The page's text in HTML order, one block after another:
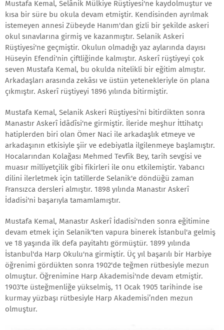
Mustafa Kemal, Selânik Mülkiye Rüştiyesi'ne kaydolmuştur ve
kısa bir süre bu okula devam etmiştir. Kendisinden ayrılmak
istemeyen annesi Zübeyde Hanım'dan gizli bir şekilde askeri
okul sınavlarına girmiş ve kazanmıştır. Selanik Askeri
Rüştiyesi'ne geçmiştir. Okulun olmadığı yaz aylarında dayısı
Hüseyin Efendi'nin çiftliğinde kalmıştır. Askerî rüştiyeyi çok
seven Mustafa Kemal, bu okulda nitelikli bir eğitim almıştır.
Arkadaşları arasında zekâsı ve üstün yetenekleriyle ön plana
çıkmıştır. Askerî rüştiyeyi 1896 yılında bitirmiştir.
Mustafa Kemal, Selanik Askeri Rüştiyesi'ni bitirdikten sonra
Manastır Askerî İdâdîsi'ne girmiştir. İleride meşhur İttihatçı
hatiplerden biri olan Ömer Naci ile arkadaşlık etmeye ve
arkadaşının etkisiyle şiir ve edebiyatla ilgilenmeye başlamıştır.
Hocalarından Kolağası Mehmed Tevfik Bey, tarih sevgisi ve
muasır milliyetçilik gibi fikirleri ile onu etkilemiştir. Yabancı
dilini ilerletmek için tatillerde Selanik'e döndüğü zaman
Fransızca dersleri almıştır. 1898 yılında Manastır Askerî
İdadisi'ni başarıyla tamamlamıştır.
Mustafa Kemal, Manastır Askerî İdadisi'nden sonra eğitimine
devam etmek için Selanik'ten vapura binerek İstanbul'a gelmiş
ve 18 yaşında ilk defa payitahtı görmüştür. 1899 yılında
İstanbul'da Harp Okulu'na girmiştir. Üç yıl başarılı bir Harbiye
öğrenimi gördükten sonra 1902'de teğmen rütbesiyle mezun
olmuştur. Öğrenimine Harp Akademisi'nde devam etmiştir.
1903'te üsteğmenliğe yükselmiş, 11 Ocak 1905 tarihinde ise
kurmay yüzbaşı rütbesiyle Harp Akademisi’nden mezun
olmuştur.